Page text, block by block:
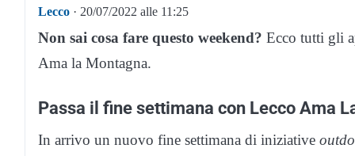
Lecco · 20/07/2022 alle 11:25
Non sai cosa fare questo weekend? Ecco tutti gli
Ama la Montagna.
Passa il fine settimana con Lecco Ama
In arrivo un nuovo fine settimana di iniziative